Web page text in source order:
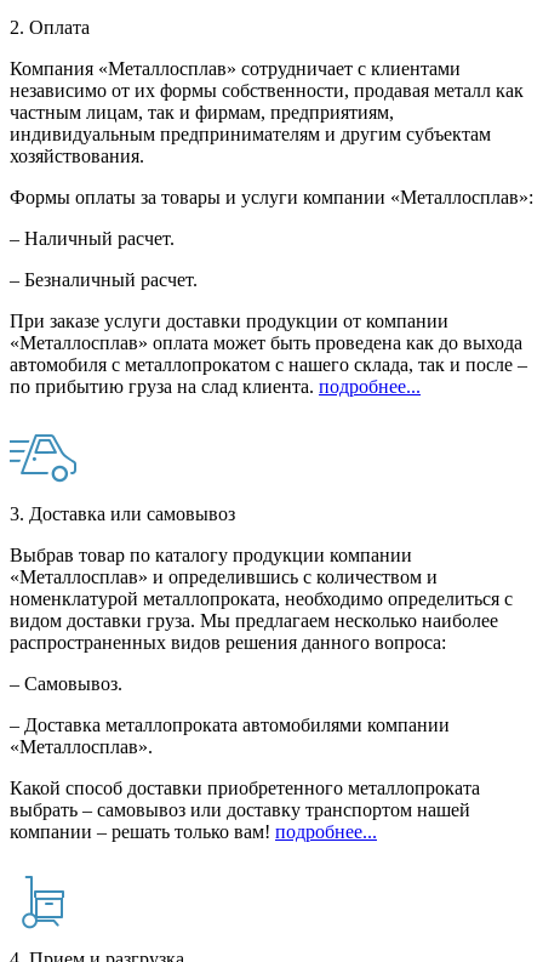
2. Оплата
Компания «Металлосплав» сотрудничает с клиентами
независимо от их формы собственности, продавая металл как
частным лицам, так и фирмам, предприятиям,
индивидуальным предпринимателям и другим субъектам
хозяйствования.
Формы оплаты за товары и услуги компании «Металлосплав»:
– Наличный расчет.
– Безналичный расчет.
При заказе услуги доставки продукции от компании
«Металлосплав» оплата может быть проведена как до выхода
автомобиля с металлопрокатом с нашего склада, так и после –
по прибытию груза на слад клиента. подробнее...
3. Доставка или самовывоз
Выбрав товар по каталогу продукции компании
«Металлосплав» и определившись с количеством и
номенклатурой металлопроката, необходимо определиться с
видом доставки груза. Мы предлагаем несколько наиболее
распространенных видов решения данного вопроса:
– Самовывоз.
– Доставка металлопроката автомобилями компании
«Металлосплав».
Какой способ доставки приобретенного металлопроката
выбрать – самовывоз или доставку транспортом нашей
компании – решать только вам! подробнее...